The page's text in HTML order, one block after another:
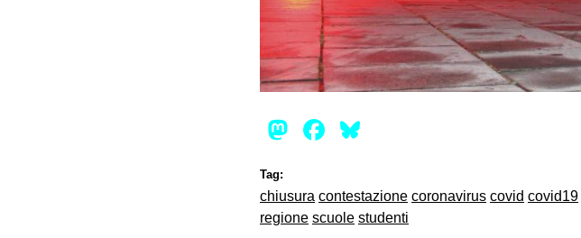
Mastodon
Facebook
Tag:
chiusura contestazione coronavirus covid covid19
regione scuole studenti